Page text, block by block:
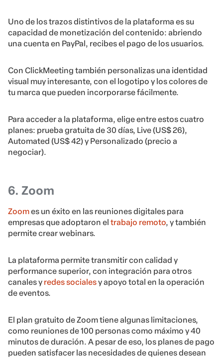
Uno de los trazos distintivos de la plataforma es su
capacidad de monetización del contenido: abriendo
una cuenta en PayPal, recibes el pago de los usuarios.
Con ClickMeeting también personalizas una identidad
visual muy interesante, con el logotipo y los colores de
tu marca que pueden incorporarse fácilmente.
Para acceder a la plataforma, elige entre estos cuatro
planes: prueba gratuita de 30 días, Live (US$ 26),
Automated (US$ 42) y Personalizado (precio a
negociar).
6. Zoom
Zoomes un éxito en las reuniones digitales para
empresas que adoptaron el trabajo remoto, y también
permite crear webinars.
La plataforma permite transmitir con calidad y
performance superior, con integración para otros
canales y redes socialesy apoyo total en la operación
de eventos.
El plan gratuito de Zoom tiene algunas limitaciones,
como reuniones de 100 personas como máximo y 40
minutos de duración. A pesar de eso, los planes de pago
pueden satisfacer las necesidades de quienes desean